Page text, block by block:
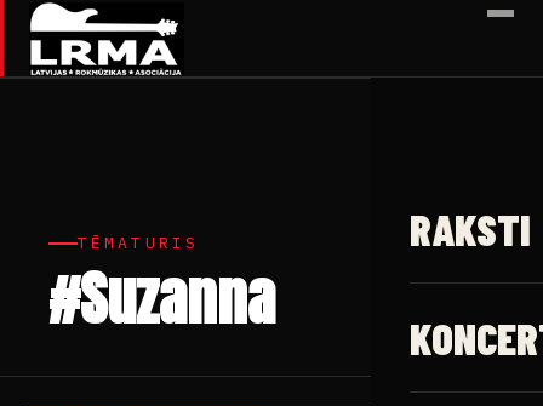
✕
RAKSTI
TĒMATURIS
#Suzanna